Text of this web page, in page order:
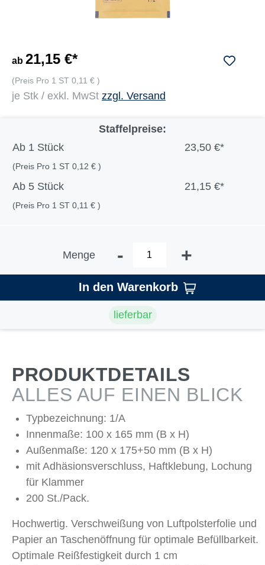
ab 21,15 €*
(Preis Pro 1 ST 0,11 € )
je Stk / exkl. MwSt zzgl. Versand
Staffelpreise:
Ab 1 Stück 23,50 €*
(Preis Pro 1 ST 0,12 € )
Ab 5 Stück 21,15 €*
(Preis Pro 1 ST 0,11 € )
Menge - +
In den Warenkorb
lieferbar
PRODUKTDETAILS
ALLES AUF EINEN BLICK
Typbezeichnung: 1/A
Innenmaße: 100 x 165 mm (B x H)
Außenmaße: 120 x 175+50 mm (B x H)
mit Adhäsionsverschluss, Haftklebung, Lochung
für Klammer
200 St./Pack.
Hochwertig. Verschweißung von Luftpolsterfolie und
Papier an Taschenöffnung für optimale Befüllbarkeit.
Optimale Reißfestigkeit durch 1 cm